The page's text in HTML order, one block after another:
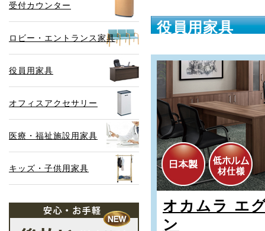
役員用家具
オカムラ エ
ン
受付カウンター
ロビー・エントランス家具
役員用家具
オフィスアクセサリー
医療・福祉施設用家具
キッズ・子供用家具